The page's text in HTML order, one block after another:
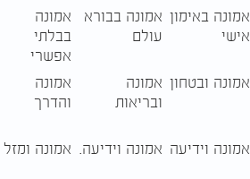
אמונה באימון
אישי
אמונה בבורא
עולם
אמונה
בבלתי
אפשרי
אמונה ובטחון אמונה
ובריאות
אמונה
והדרך
אמונה וידיעה אמונה וידיעה. אמונה ומזל